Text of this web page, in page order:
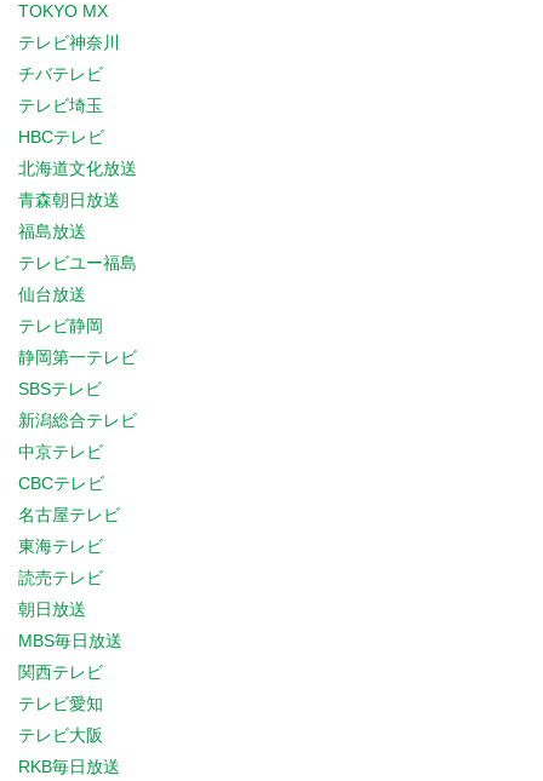
TOKYO MX
テレビ神奈川
チバテレビ
テレビ埼玉
HBCテレビ
北海道文化放送
青森朝日放送
福島放送
テレビユー福島
仙台放送
テレビ静岡
静岡第一テレビ
SBSテレビ
新潟総合テレビ
中京テレビ
CBCテレビ
名古屋テレビ
東海テレビ
読売テレビ
朝日放送
MBS毎日放送
関西テレビ
テレビ愛知
テレビ大阪
RKB毎日放送